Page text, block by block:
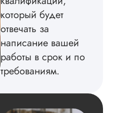
Вид работы:
Диссертация
Дата:2024-04-29
Магистерскую
который будет
отвечать за
написание вашей
работы в срок и по
требованиям.